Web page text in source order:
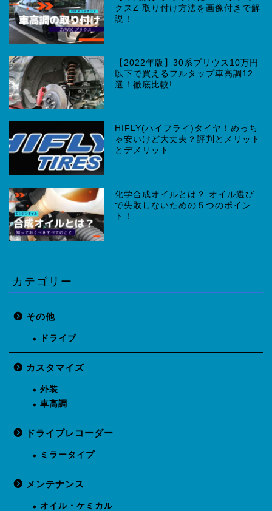
クスZ 取り付け方法を画像付きで解
説！
【2022年版】30系プリウス10万円
以下で買えるフルタップ車高調12
選！徹底比較!
HIFLY(ハイフライ)タイヤ！めっち
ゃ安いけど大丈夫？評判とメリット
とデメリット
化学合成オイルとは？ オイル選び
で失敗しないための５つのポイン
ト！
カテゴリー
その他
ドライブ
カスタマイズ
外装
車高調
ドライブレコーダー
ミラータイプ
メンテナンス
オイル・ケミカル